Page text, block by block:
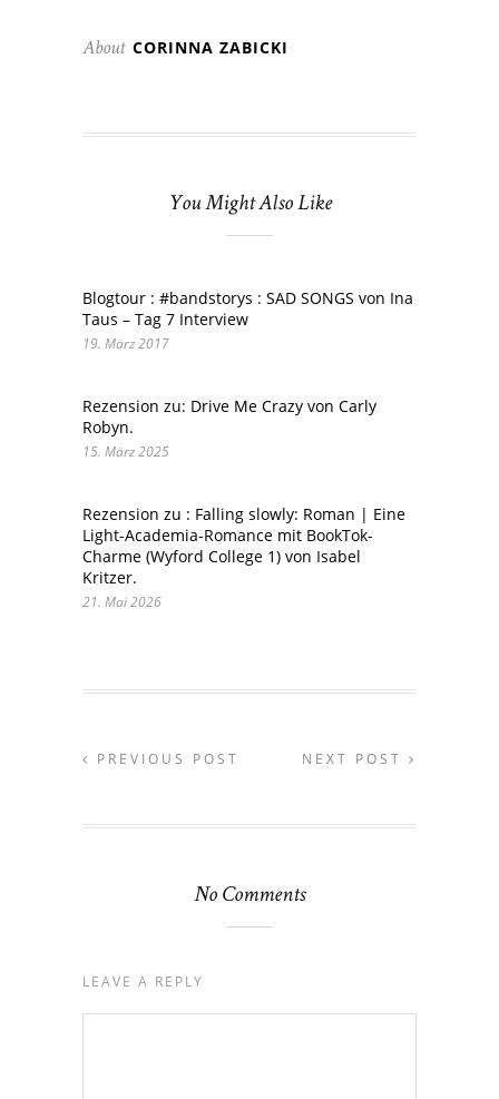
About CORINNA ZABICKI
You Might Also Like
Blogtour : #bandstorys : SAD SONGS von Ina
Taus – Tag 7 Interview
19. März 2017
Rezension zu: Drive Me Crazy von Carly
Robyn.
15. März 2025
Rezension zu : Falling slowly: Roman | Eine
Light-Academia-Romance mit BookTok-
Charme (Wyford College 1) von Isabel
Kritzer.
21. Mai 2026
PREVIOUS POST NEXT POST
No Comments
LEAVE A REPLY